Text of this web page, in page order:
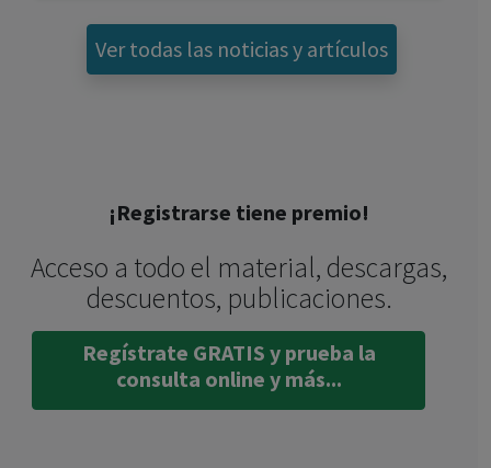
Ver todas las noticias y artículos
¡Registrarse tiene premio!
Acceso a todo el material, descargas,
descuentos, publicaciones.
Regístrate GRATIS y prueba la
consulta online y más...